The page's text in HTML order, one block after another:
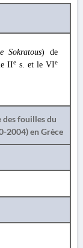
Sokratous) de
IIes. et le VIe
des fouilles du
2004) en Grèce